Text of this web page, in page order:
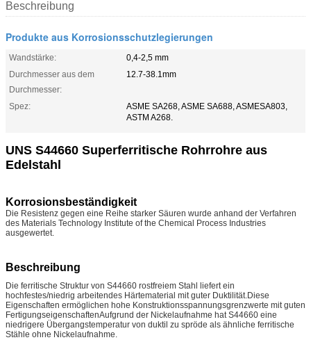
Beschreibung
Produkte aus Korrosionsschutzlegierungen
Wandstärke:
0,4-2,5 mm
Durchmesser aus dem
Durchmesser:
12.7-38.1mm
Spez:
ASME SA268, ASME SA688, ASMESA803,
ASTM A268.
UNS S44660 Superferritische Rohrrohre aus
Edelstahl
Korrosionsbeständigkeit
Die Resistenz gegen eine Reihe starker Säuren wurde anhand der Verfahren
des Materials Technology Institute of the Chemical Process Industries
ausgewertet.
Beschreibung
Die ferritische Struktur von S44660 rostfreiem Stahl liefert ein
hochfestes/niedrig arbeitendes Härtematerial mit guter Duktilität.Diese
Eigenschaften ermöglichen hohe Konstruktionsspannungsgrenzwerte mit guten
FertigungseigenschaftenAufgrund der Nickelaufnahme hat S44660 eine
niedrigere Übergangstemperatur von duktil zu spröde als ähnliche ferritische
Stähle ohne Nickelaufnahme.